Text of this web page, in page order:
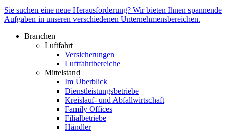
Sie suchen eine neue Herausforderung? Wir bieten Ihnen spannende
Aufgaben in unseren verschiedenen Unternehmensbereichen.
Branchen
Luftfahrt
Versicherungen
Luftfahrtbereiche
Mittelstand
Im Überblick
Dienstleistungsbetriebe
Kreislauf- und Abfallwirtschaft
Family Offices
Filialbetriebe
Händler